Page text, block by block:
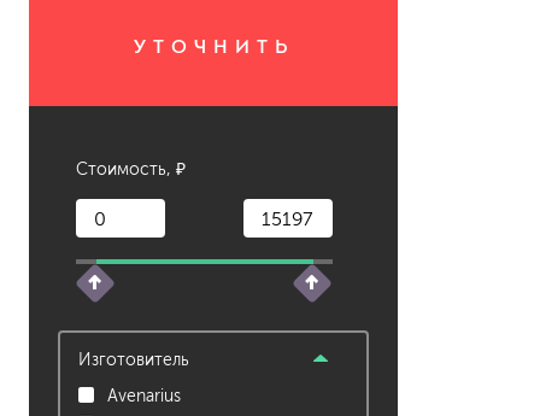
УТОЧНИТЬ
Стоимость, ₽
Изготовитель
Avenarius